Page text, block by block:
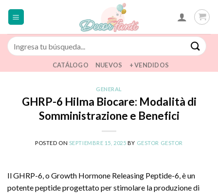
Buscar
por:
CATÁLOGO NUEVOS + VENDIDOS
GENERAL
GHRP-6 Hilma Biocare: Modalità di
Somministrazione e Benefici
POSTED ON SEPTIEMBRE 15, 2025 BY GESTOR GESTOR
Il GHRP-6, o Growth Hormone Releasing Peptide-6, è un
potente peptide progettato per stimolare la produzione di